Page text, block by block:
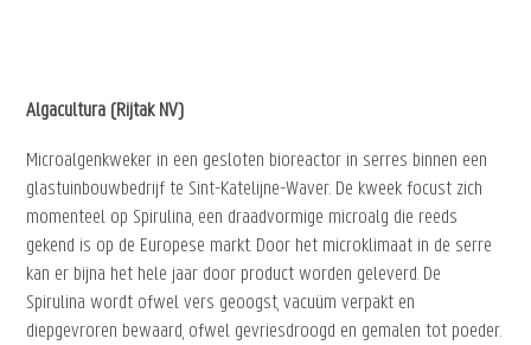
Algacultura (Rijtak NV)
Microalgenkweker in een gesloten bioreactor in serres binnen een
glastuinbouwbedrijf te Sint-Katelijne-Waver. De kweek focust zich
momenteel op Spirulina, een draadvormige microalg die reeds
gekend is op de Europese markt. Door het microklimaat in de serre
kan er bijna het hele jaar door product worden geleverd. De
Spirulina wordt ofwel vers geoogst, vacuüm verpakt en
diepgevroren bewaard, ofwel gevriesdroogd en gemalen tot poeder.